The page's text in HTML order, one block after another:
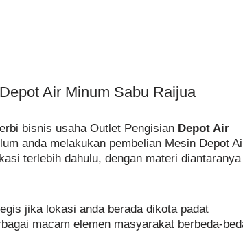
Air Minum Sabu Raijua
bisnis usaha Outlet Pengisian Depot Air
anda melakukan pembelian Mesin Depot
terlebih dahulu, dengan materi diantaranya
jika lokasi anda berada dikota padat
macam elemen masyarakat berbeda-